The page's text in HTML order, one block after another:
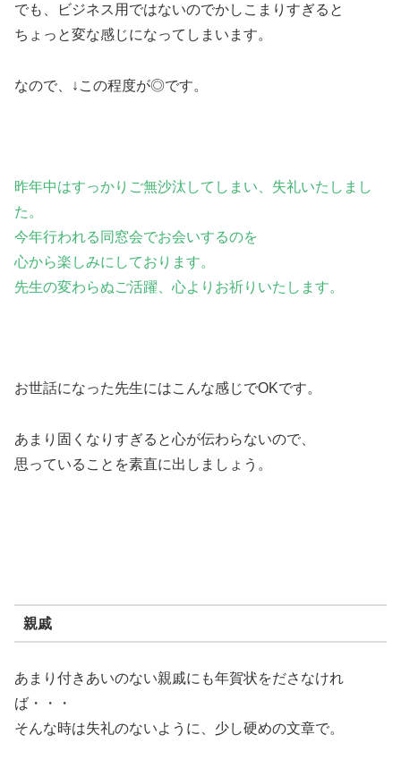
でも、ビジネス用ではないのでかしこまりすぎると
ちょっと変な感じになってしまいます。
なので、↓この程度が◎です。
昨年中はすっかりご無沙汰してしまい、失礼いたしまし
た。
今年行われる同窓会でお会いするのを
心から楽しみにしております。
先生の変わらぬご活躍、心よりお祈りいたします。
お世話になった先生にはこんな感じでOKです。
あまり固くなりすぎると心が伝わらないので、
思っていることを素直に出しましょう。
親戚
あまり付きあいのない親戚にも年賀状をださなけれ
ば・・・
そんな時は失礼のないように、少し硬めの文章で。